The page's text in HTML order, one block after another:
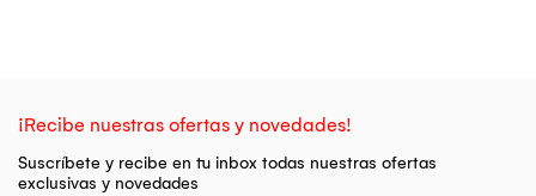
¡Recibe nuestras ofertas y novedades!
Suscríbete y recibe en tu inbox todas nuestras ofertas
exclusivas y novedades